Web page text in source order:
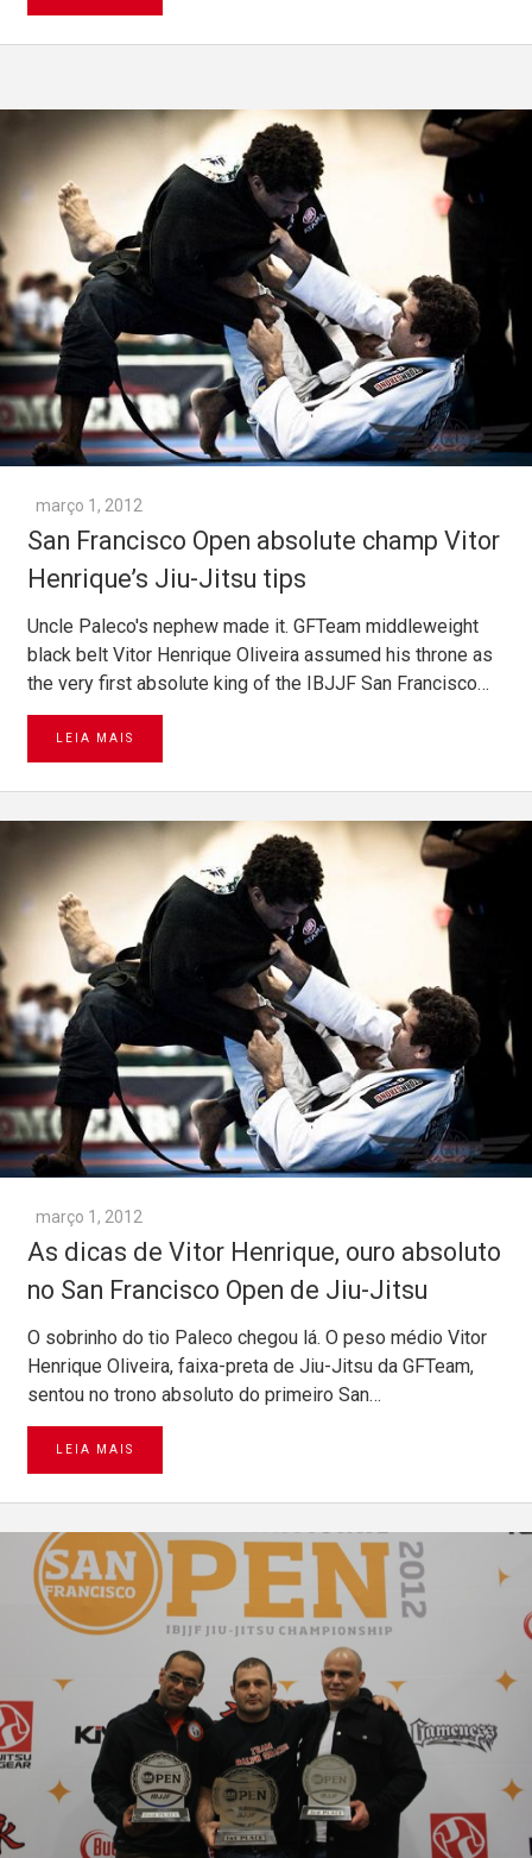
março 1, 2012
San Francisco Open absolute champ Vitor
Henrique’s Jiu-Jitsu tips
Uncle Paleco's nephew made it. GFTeam middleweight
black belt Vitor Henrique Oliveira assumed his throne as
the very first absolute king of the IBJJF San Francisco…
LEIA MAIS
março 1, 2012
As dicas de Vitor Henrique, ouro absoluto
no San Francisco Open de Jiu-Jitsu
O sobrinho do tio Paleco chegou lá. O peso médio Vitor
Henrique Oliveira, faixa-preta de Jiu-Jitsu da GFTeam,
sentou no trono absoluto do primeiro San…
LEIA MAIS